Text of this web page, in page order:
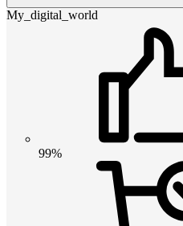
My_digital_world
99%